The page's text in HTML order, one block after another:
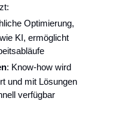
Optimierung,
KI, ermöglicht
: Know-how wird
und mit Lösungen
verfügbar